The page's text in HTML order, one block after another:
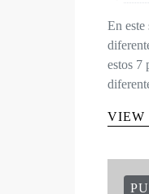
En
estos 7
VIEW